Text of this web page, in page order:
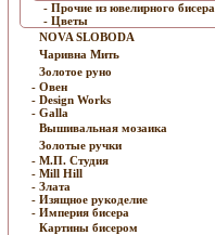
- Прочие из ювелирного бисера
- Цветы
NOVA SLOBODA
Чаривна Мить
Золотое руно
- Овен
- Design Works
- Galla
Вышивальная мозаика
Золотые ручки
- М.П. Студия
- Mill Hill
- Злата
- Изящное рукоделие
- Империя бисера
Картины бисером